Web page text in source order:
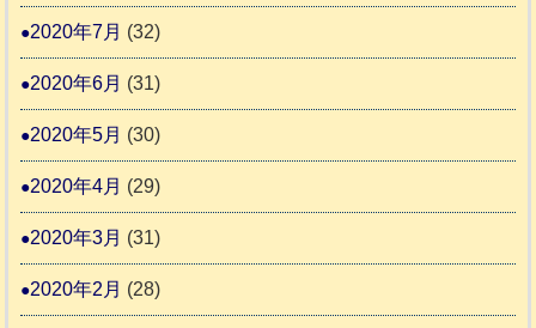
2020年7月 (32)
2020年6月 (31)
2020年5月 (30)
2020年4月 (29)
2020年3月 (31)
2020年2月 (28)